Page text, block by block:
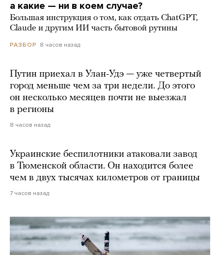
а какие — ни в коем случае?
Большая инструкция о том, как отдать ChatGPT,
Claude и другим ИИ часть бытовой рутины
РАЗБОР 8 часов назад
Путин приехал в Улан-Удэ — уже четвертый
город меньше чем за три недели. До этого
он несколько месяцев почти не выезжал
в регионы
8 часов назад
Украинские беспилотники атаковали завод
в Тюменской области. Он находится более
чем в двух тысячах километров от границы
7 часов назад